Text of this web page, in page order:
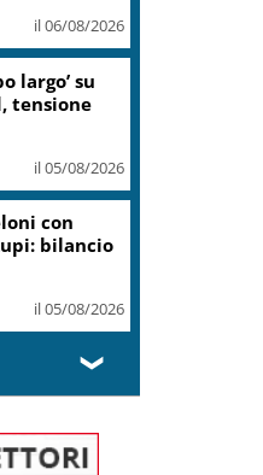
Agricole
ritengo
Ue. Lega
risoluzione
il 05/08/2026
❯